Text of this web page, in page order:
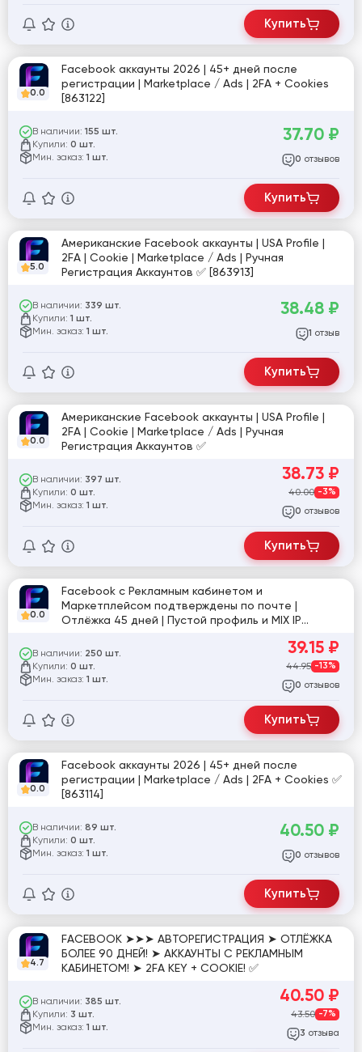
Купить
0.0
Facebook аккаунты 2026 | 45+ дней после
регистрации | Marketplace / Ads | 2FA + Cookies
[863122]
В наличии: 155 шт.
Купили: 0 шт.
Мин. заказ: 1 шт.
37.70 ₽
0 отзывов
Купить
5.0
Американские Facebook аккаунты | USA Profile |
2FA | Cookie | Marketplace / Ads | Ручная
Регистрация Аккаунтов ✅ [863913]
В наличии: 339 шт.
Купили: 1 шт.
Мин. заказ: 1 шт.
38.48 ₽
1 отзыв
Купить
0.0
Американские Facebook аккаунты | USA Profile |
2FA | Cookie | Marketplace / Ads | Ручная
Регистрация Аккаунтов ✅
В наличии: 397 шт.
Купили: 0 шт.
Мин. заказ: 1 шт.
38.73 ₽
40.00 -3%
0 отзывов
Купить
0.0
Facebook с Рекламным кабинетом и
Маркетплейсом подтверждены по почте |
Отлёжка 45 дней | Пустой профиль и MIX IP
В наличии: 250 шт.
Купили: 0 шт.
Мин. заказ: 1 шт.
39.15 ₽
44.95 -13%
0 отзывов
Купить
0.0
Facebook аккаунты 2026 | 45+ дней после
регистрации | Marketplace / Ads | 2FA + Cookies ✅
[863114]
В наличии: 89 шт.
Купили: 0 шт.
Мин. заказ: 1 шт.
40.50 ₽
0 отзывов
Купить
4.7
FACEBOOK ➤➤➤ АВТОРЕГИСТРАЦИЯ ➤ ОТЛЁЖКА
БОЛЕЕ 90 ДНЕЙ! ➤ АККАУНТЫ С РЕКЛАМНЫМ
КАБИНЕТОМ! ➤ 2FA KEY + COOKIE! ✅
В наличии: 385 шт.
Купили: 3 шт.
Мин. заказ: 1 шт.
40.50 ₽
43.50 -7%
3 отзыва